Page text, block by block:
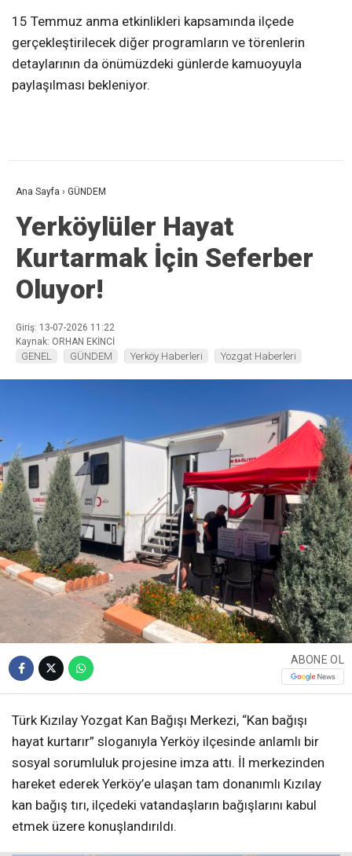
15 Temmuz anma etkinlikleri kapsamında ilçede
gerçekleştirilecek diğer programların ve törenlerin
detaylarının da önümüzdeki günlerde kamuoyuyla
paylaşılması bekleniyor.
Ana Sayfa › GÜNDEM
Yerköylüler Hayat
Kurtarmak İçin Seferber
Oluyor!
Giriş: 13-07-2026 11:22
Kaynak: ORHAN EKİNCİ
GENEL GÜNDEM Yerköy Haberleri Yozgat Haberleri
ABONE OL
Türk Kızılay Yozgat Kan Bağışı Merkezi, “Kan bağışı
hayat kurtarır” sloganıyla Yerköy ilçesinde anlamlı bir
sosyal sorumluluk projesine imza attı. İl merkezinden
hareket ederek Yerköy’e ulaşan tam donanımlı Kızılay
kan bağış tırı, ilçedeki vatandaşların bağışlarını kabul
etmek üzere konuşlandırıldı.